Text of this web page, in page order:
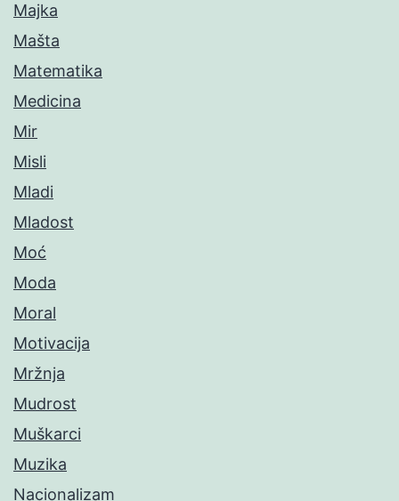
Majka
Mašta
Matematika
Medicina
Mir
Misli
Mladi
Mladost
Moć
Moda
Moral
Motivacija
Mržnja
Mudrost
Muškarci
Muzika
Nacionalizam